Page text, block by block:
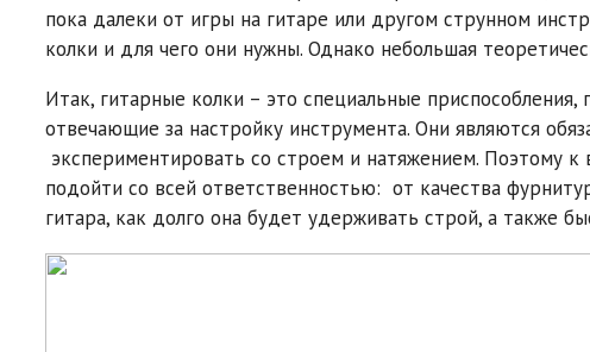
пока далеки от игры на гитаре или другом струнном
колки и для чего они нужны. Однако небольшая
Итак, гитарные колки – это специальные
отвечающие за настройку инструмента. Они являются
экспериментировать со строем и натяжением. Поэтому
подойти со всей ответственностью: от качества
гитара, как долго она будет удерживать строй, а также